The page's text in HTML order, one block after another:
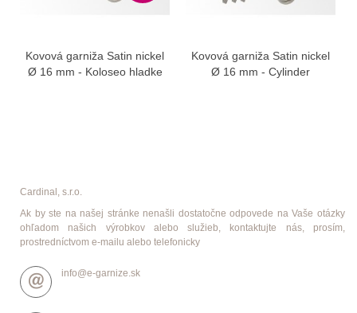
Kovová garniža Satin nickel
Ø 16 mm - Koloseo hladke
Kovová garniža Satin nickel
Ø 16 mm - Cylinder
Cardinal, s.r.o.
Ak by ste na našej stránke nenašli dostatočne odpovede na Vaše otázky
ohľadom našich výrobkov alebo služieb, kontaktujte nás, prosím,
prostredníctvom e-mailu alebo telefonicky
info@e-garnize.sk